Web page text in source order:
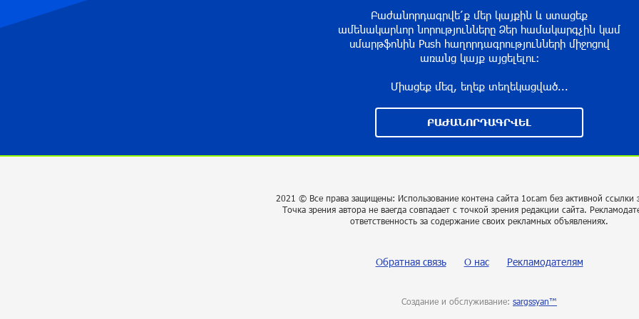
Բաժանորդագրվե՛ք մեր կայքին և ստացեք
ամենակարևոր նորությունները Ձեր համակարգչին կամ
սմարթֆոնին Push հաղորդագրությունների միջոցով
առանց կայք այցելելու։
Միացեք մեզ, եղեք տեղեկացված...
ԲԱԺԱՆՈՐԴԱԳՐՎԵԼ
2021 © Все права защищены: Использование контена сайта 1or.am без активной ссылки
Точка зрения автора не ваегда совпадает с точкой зрения редакции сайта.
ответственность за содержание своих рекламных объявлениях.
Обратная связь О нас Рекламодателям
Создание и обслуживание: sargssyan™